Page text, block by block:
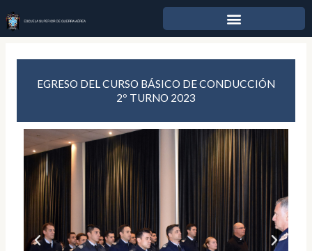
al
EGRESO DEL CURSO BÁSICO DE CONDUCCIÓN
2º TURNO 2023